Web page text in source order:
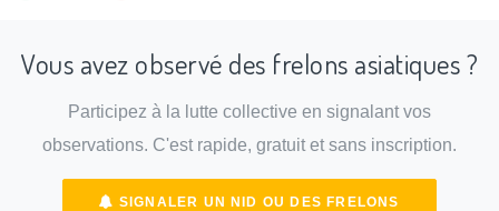
Vous avez observé des frelons asiatiques ?
Participez à la lutte collective en signalant vos
observations. C'est rapide, gratuit et sans inscription.
SIGNALER UN NID OU DES FRELONS